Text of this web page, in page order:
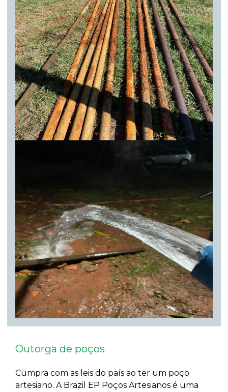
Outorga de poços
Cumpra com as leis do país ao ter um poço
artesiano. A Brazil EP Poços Artesianos é uma